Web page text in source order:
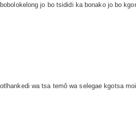
jo bo tsididi ka bonako jo bo
wa tsa temô wa selegae kgotsa